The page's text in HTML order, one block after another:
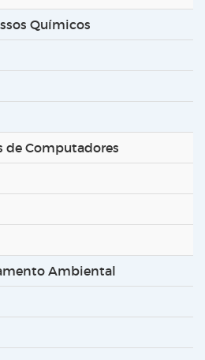
Químicos
de Computadores
Ambiental